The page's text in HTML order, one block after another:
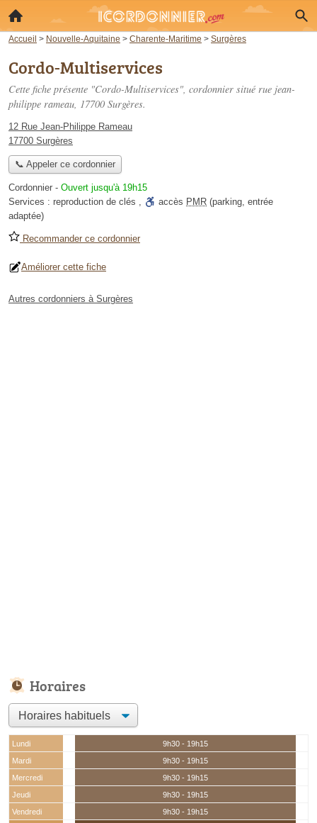
Accueil > Nouvelle-Aquitaine > Charente-Maritime > Surgères
Cordo-Multiservices
Cette fiche présente "Cordo-Multiservices", cordonnier situé rue jean-
philippe rameau, 17700 Surgères.
12 Rue Jean-Philippe Rameau
17700 Surgères
📞 Appeler ce cordonnier
Cordonnier - Ouvert jusqu'à 19h15
Services : reproduction de clés , accès PMR (parking, entrée
adaptée)
Recommander ce cordonnier
Améliorer cette fiche
Autres cordonniers à Surgères
Horaires
Lundi
9h30 - 19h15
Mardi
9h30 - 19h15
Mercredi
9h30 - 19h15
Jeudi
9h30 - 19h15
Vendredi
9h30 - 19h15